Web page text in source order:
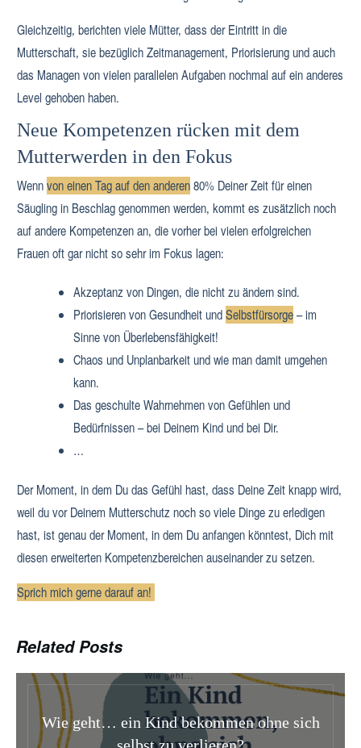
Gleichzeitig, berichten viele Mütter, dass der Eintritt in die
Mutterschaft, sie bezüglich Zeitmanagement, Priorisierung und auch
das Managen von vielen parallelen Aufgaben nochmal auf ein anderes
Level gehoben haben.
Neue Kompetenzen rücken mit dem
Mutterwerden in den Fokus
Wennvon einen Tag auf den anderen80% Deiner Zeit für einen
Säugling in Beschlag genommen werden, kommt es zusätzlich noch
auf andere Kompetenzen an, die vorher bei vielen erfolgreichen
Frauen oft gar nicht so sehr im Fokus lagen:
Akzeptanz von Dingen, die nicht zu ändern sind.
Priorisieren von Gesundheit undSelbstfürsorge– im
Sinne von Überlebensfähigkeit!
Chaos und Unplanbarkeit und wie man damit umgehen
kann.
Das geschulte Wahrnehmen von Gefühlen und
Bedürfnissen – bei Deinem Kind und bei Dir.
…
Der Moment, in dem Du das Gefühl hast, dass Deine Zeit knapp wird,
weil du vor Deinem Mutterschutz noch so viele Dinge zu erledigen
hast, ist genau der Moment, in dem Du anfangen könntest, Dich mit
diesen erweiterten Kompetenzbereichen auseinander zu setzen.
Sprich mich gerne darauf an!
Related Posts
Wie geht… ein Kind bekommen ohne sich